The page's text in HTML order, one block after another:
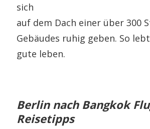
sich
auf dem Dach einer über 300
Gebäudes ruhig geben. So
gute leben.
Berlin nach Bangkok
Reisetipps